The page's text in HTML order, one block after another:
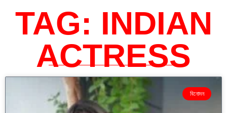
TAG: INDIAN
ACTRESS
বিনোদন